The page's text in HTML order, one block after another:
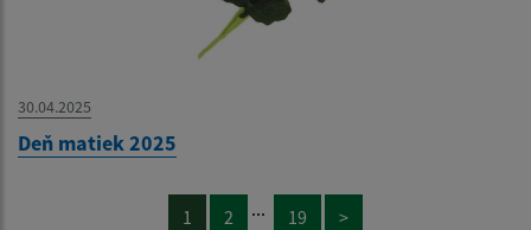
30.04.2025
Deň matiek 2025
1 2 ... 19 >